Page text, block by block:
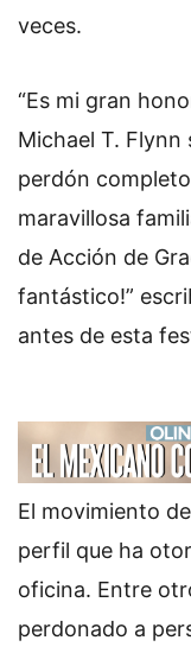
veces.
“Es mi gran
Michael T. Flynn
perdón
maravillosa
de Acción de
fantástico!”
antes de esta
El movimiento
perfil que ha
oficina. Entre
perdonado a